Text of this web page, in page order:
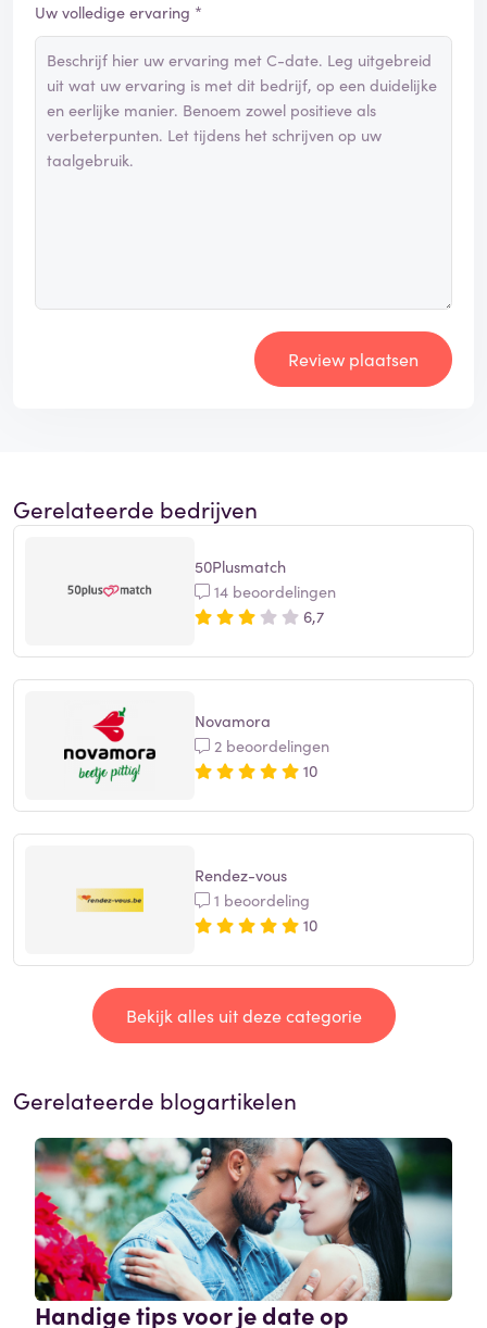
Uw volledige ervaring *
Review plaatsen
Gerelateerde bedrijven
50Plusmatch
14 beoordelingen
6,7
Novamora
2 beoordelingen
10
Rendez-vous
1 beoordeling
10
Bekijk alles uit deze categorie
Gerelateerde blogartikelen
Handige tips voor je date op